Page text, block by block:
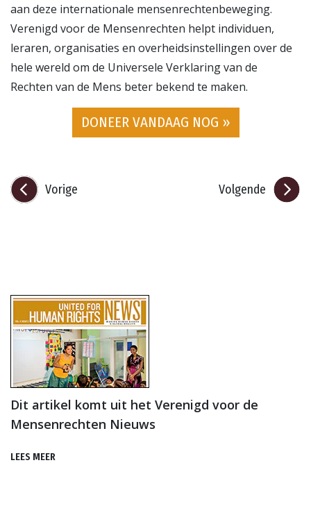
aan deze internationale mensenrechtenbeweging.
Verenigd voor de Mensenrechten helpt individuen,
leraren, organisaties en overheidsinstellingen over de
hele wereld om de Universele Verklaring van de
Rechten van de Mens beter bekend te maken.
DONEER VANDAAG NOG »
Vorige Volgende
Dit artikel komt uit het Verenigd voor de
Mensenrechten Nieuws
LEES MEER